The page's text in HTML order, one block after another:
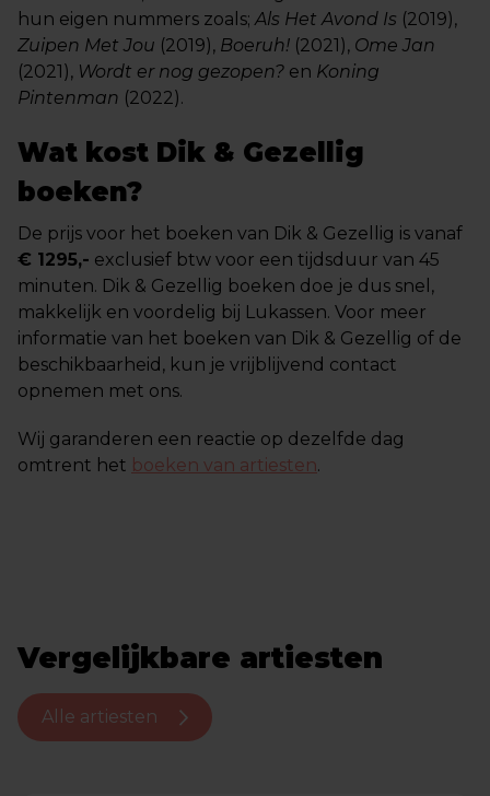
hun eigen nummers zoals;Als Het Avond Is (2019),
Zuipen Met Jou (2019), Boeruh! (2021), Ome Jan
(2021), Wordt er nog gezopen? en Koning
Pintenman (2022).
Wat kost Dik & Gezellig
boeken?
De prijs voor het boeken van Dik & Gezellig is vanaf
€ 1295,- exclusief btw voor een tijdsduur van 45
minuten. Dik & Gezellig boeken doe je dus snel,
makkelijk en voordelig bij Lukassen. Voor meer
informatie van het boeken van Dik & Gezellig of de
beschikbaarheid, kun je vrijblijvend contact
opnemen met ons.
Wij garanderen een reactie op dezelfde dag
omtrent het boeken van artiesten.
Vergelijkbare artiesten
Alle artiesten